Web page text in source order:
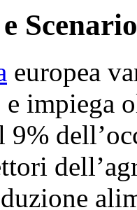
europea
impiega
9%